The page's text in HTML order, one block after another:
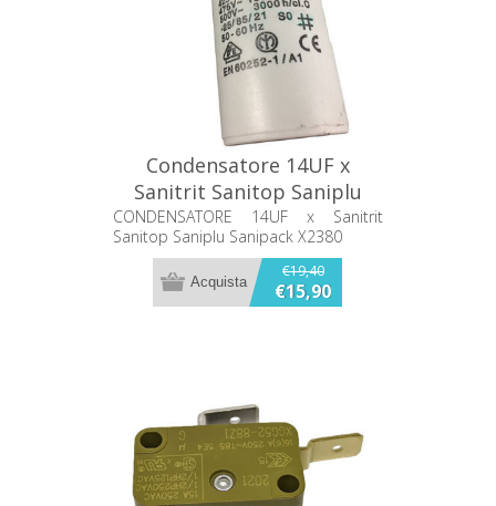
Condensatore 14UF x
Sanitrit Sanitop Saniplu
Sanipack X2380
CONDENSATORE 14UF x Sanitrit
Sanitop Saniplu Sanipack X2380
€19,40
€15,90